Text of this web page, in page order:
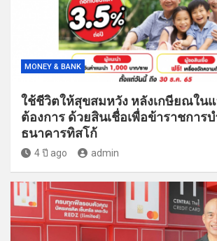
MONEY & BANK
ใช้ชีวิตให้สุขสมหวัง หลังเกษียณใน
ต้องการ ด้วยสินเชื่อเพื่อข้าราชการ
ธนาคารทิสโก้
4 ปี ago admin